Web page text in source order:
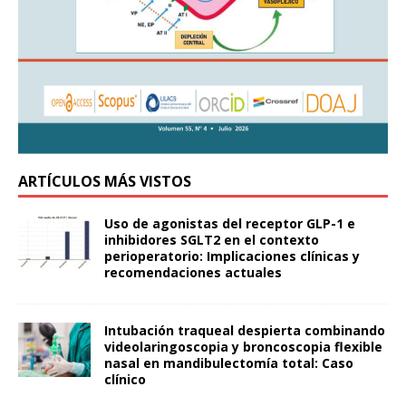
ARTÍCULOS MÁS VISTOS
Uso de agonistas del receptor GLP-1 e
inhibidores SGLT2 en el contexto
perioperatorio: Implicaciones clínicas y
recomendaciones actuales
Intubación traqueal despierta combinando
videolaringoscopia y broncoscopia flexible
nasal en mandibulectomía total: Caso
clínico